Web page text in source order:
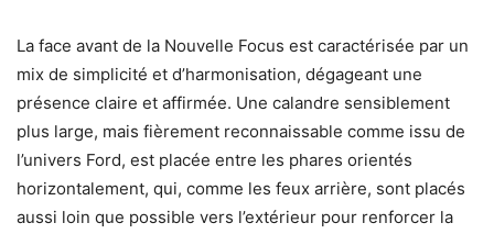
La face avant de la Nouvelle Focus est caractérisée par un
mix de simplicité et d’harmonisation, dégageant une
présence claire et affirmée. Une calandre sensiblement
plus large, mais fièrement reconnaissable comme issu de
l’univers Ford, est placée entre les phares orientés
horizontalement, qui, comme les feux arrière, sont placés
aussi loin que possible vers l’extérieur pour renforcer la